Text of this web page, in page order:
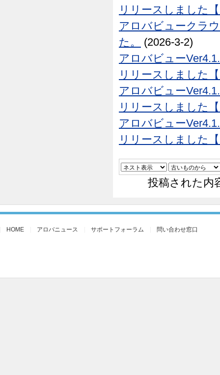
リリースしました
アロバビュークラ
た。
(2026-3-2)
アロバビュー
リリースしました
アロバビュー
リリースしました
アロバビュー
リリースしました
投稿された内
HOME アロバニュース サポートフォーラム 問い合わせ窓口